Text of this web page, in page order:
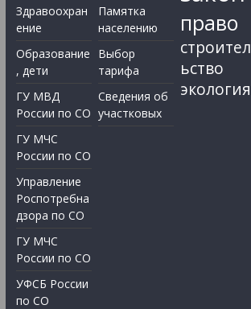
Здравоохран
ение
Образование
, дети
ГУ МВД
России по СО
ГУ МЧС
России по СО
Управление
Роспотребна
дзора по СО
ГУ МЧС
России по СО
УФСБ России
по СО
Памятка
населению
Выбор
тарифа
Сведения об
участковых
право
строител
ьство
экология